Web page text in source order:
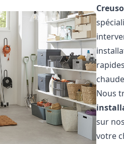
Nous
sur
votre